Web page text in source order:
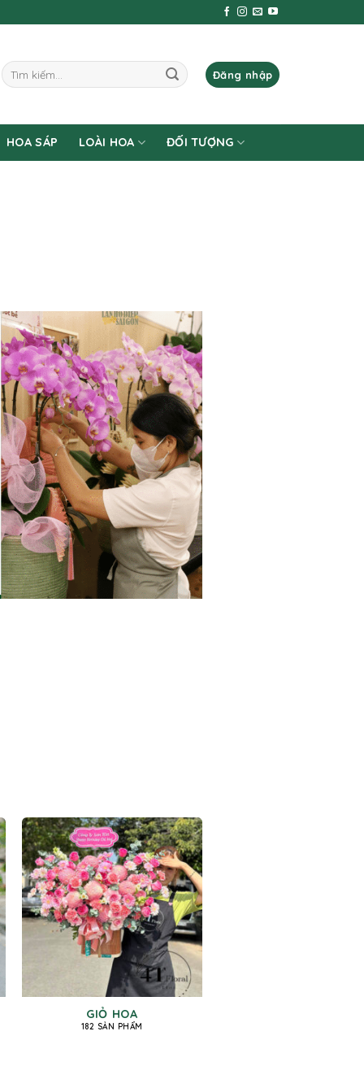
Tìm
kiếm:
Đăng nhập
HOA SÁP LOÀI HOA ĐỐI TƯỢNG
GIỎ HOA
182 SẢN PHẨM